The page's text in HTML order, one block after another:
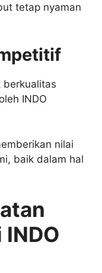
tetap nyaman
berkualitas
INDO
nilai
baik dalam hal